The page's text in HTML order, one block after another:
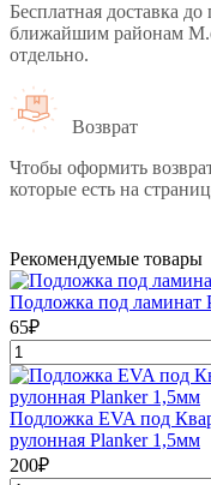
Бесплатная доставка
ближайшим районам
отдельно.
Возврат
Чтобы оформить
которые есть на
Рекомендуемые товары
Подложка под ламинат
65₽
Подложка EVA под
рулонная Planker 1,5мм
200₽